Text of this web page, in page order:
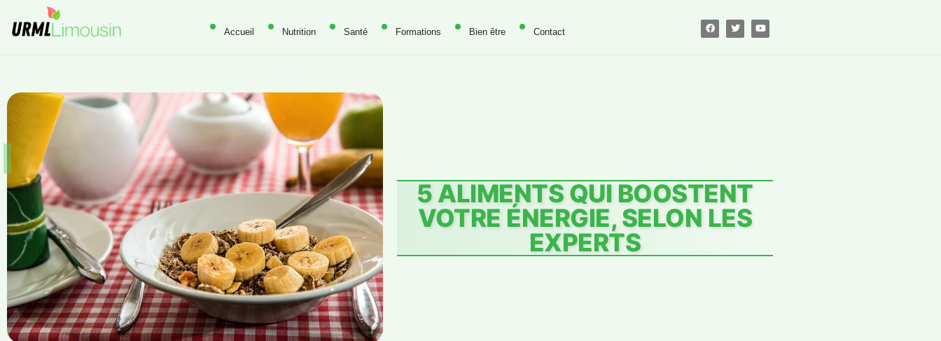
Accueil Nutrition Santé Formations Bien être Contact
5 ALIMENTS QUI BOOSTENT
VOTRE ÉNERGIE, SELON LES
EXPERTS